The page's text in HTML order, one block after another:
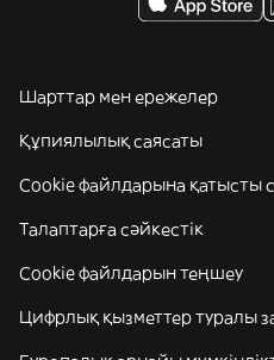
Шарттар мен ережелер
Құпиялылық саясаты
Cookie файлдарына қатысты
Талаптарға сәйкестік
Cookie файлдарын теңшеу
Цифрлық қызметтер туралы